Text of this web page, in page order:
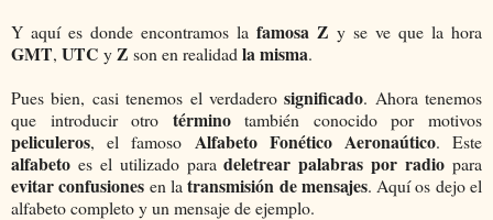
Y aquí es donde encontramos la famosa Z y se ve que la hora
GMT, UTC yZ son en realidad la misma.
Pues bien, casi tenemos el verdaderosignificado. Ahora tenemos
que introducir otro términotambién conocido por motivos
peliculeros, el famoso Alfabeto Fonético Aeronaútico. Este
alfabeto es el utilizado paradeletrear palabras por radio para
evitar confusiones en latransmisión de mensajes. Aquí os dejo el
alfabeto completo y un mensaje de ejemplo.